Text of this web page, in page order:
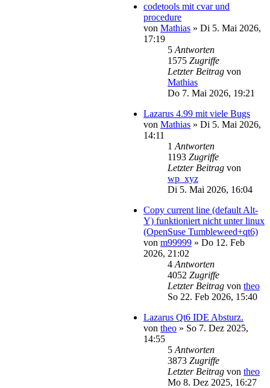
codetools mit cvar und
procedure
von Mathias » Di 5. Mai 2026,
17:19
5 Antworten
1575 Zugriffe
Letzter Beitrag von
Mathias
Do 7. Mai 2026, 19:21
Lazarus 4.99 mit viele Bugs
von Mathias » Di 5. Mai 2026,
14:11
1 Antworten
1193 Zugriffe
Letzter Beitrag von
wp_xyz
Di 5. Mai 2026, 16:04
Copy current line (default Alt-
Y) funktioniert nicht unter linux
(OpenSuse Tumbleweed+qt6)
von m99999 » Do 12. Feb
2026, 21:02
4 Antworten
4052 Zugriffe
Letzter Beitrag von theo
So 22. Feb 2026, 15:40
Lazarus Qt6 IDE Absturz.
von theo » So 7. Dez 2025,
14:55
5 Antworten
3873 Zugriffe
Letzter Beitrag von theo
Mo 8. Dez 2025, 16:27